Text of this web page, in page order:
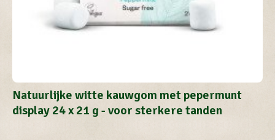
Natuurlijke witte kauwgom met pepermunt
display 24 x 21 g - voor sterkere tanden